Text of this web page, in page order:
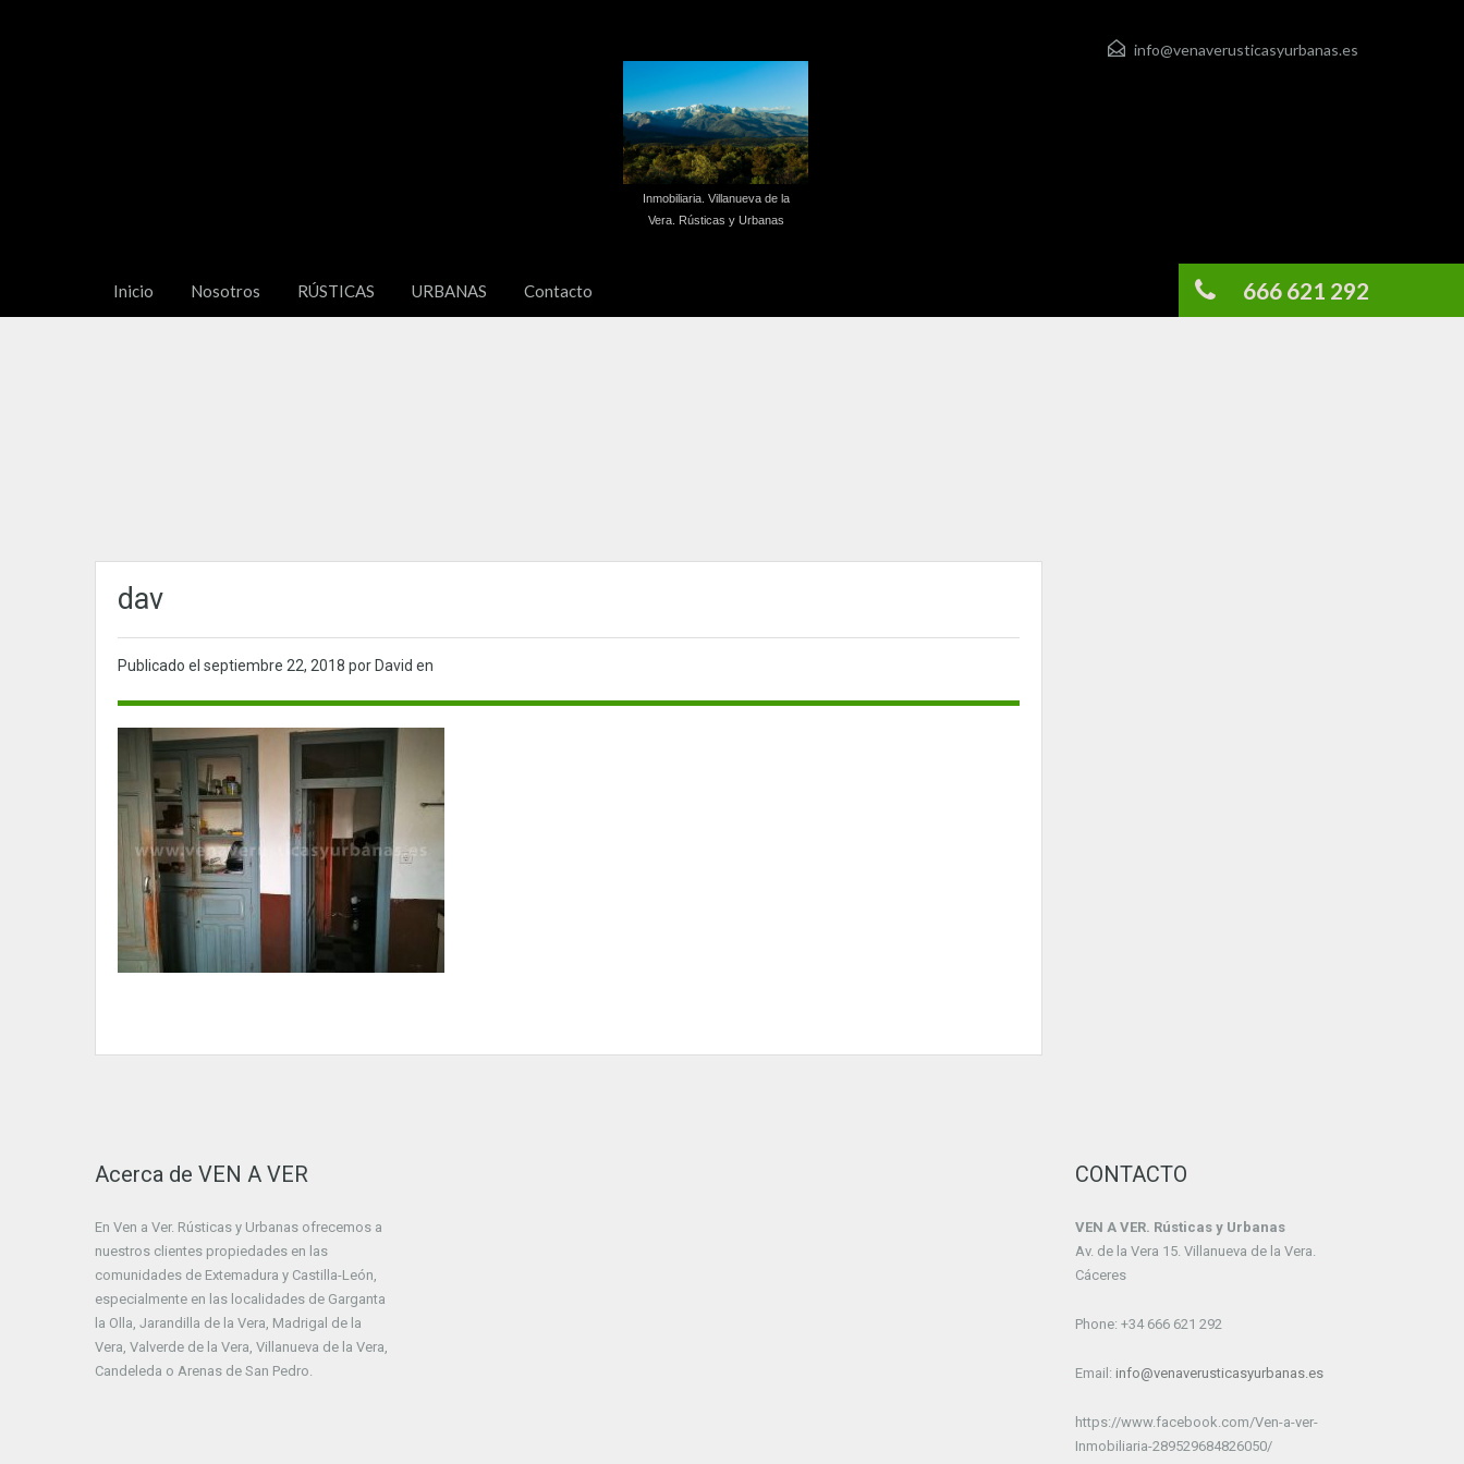
info@venaverusticasyurbanas.es
Inmobiliaria. Villanueva de la
Vera. Rústicas y Urbanas
Inicio Nosotros RÚSTICAS URBANAS Contacto 666 621 292
dav
Publicado el septiembre 22, 2018 por David en
Acerca de VEN A VER
En Ven a Ver. Rústicas y Urbanas ofrecemos a
nuestros clientes propiedades en las
comunidades de Extemadura y Castilla-León,
especialmente en las localidades de Garganta
la Olla, Jarandilla de la Vera, Madrigal de la
Vera, Valverde de la Vera, Villanueva de la Vera,
Candeleda o Arenas de San Pedro.
CONTACTO
VEN A VER. Rústicas y Urbanas
Av. de la Vera 15. Villanueva de la Vera.
Cáceres
Phone: +34 666 621 292
Email: info@venaverusticasyurbanas.es
https://www.facebook.com/Ven-a-ver-
Inmobiliaria-289529684826050/